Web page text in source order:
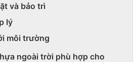
và bảo trì
lý
môi trường
ngoài trời phù hợp cho